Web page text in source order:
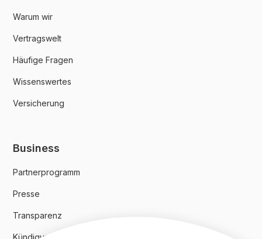
Warum wir
Vertragswelt
Häufige Fragen
Wissenswertes
Versicherung
Business
Partnerprogramm
Presse
Transparenz